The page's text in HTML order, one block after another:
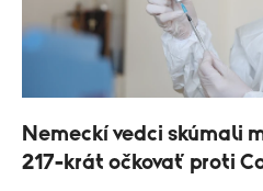
Nemeckí vedci skúmali
217-krát očkovať proti